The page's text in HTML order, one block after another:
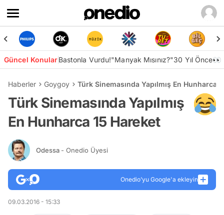
Güncel KonularBastonla Vurdu!"Manyak Mısınız?"30 Yıl Önce👀
Haberler Goygoy Türk Sinemasında Yapılmış En Hunharca
Türk Sinemasında Yapılmış
En Hunharca 15 Hareket
Odessa - Onedio Üyesi
Onedio’yu Google'a ekleyin
09.03.2016 - 15:33